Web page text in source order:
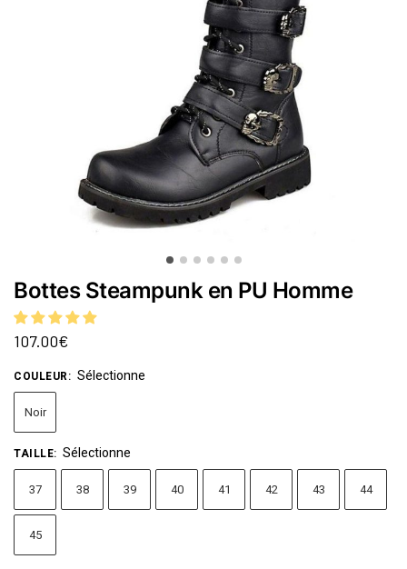
Bottes Steampunk en PU Homme
107.00€
COULEUR: Sélectionne
Noir
TAILLE: Sélectionne
37 38 39 40 41 42 43 44
45